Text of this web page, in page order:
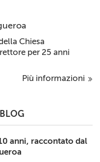
Chiesa
per 25 anni
Più informazioni
anni, raccontato dal